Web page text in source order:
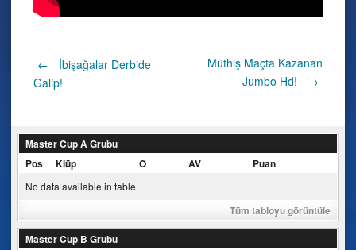
Post
←
İbişağalar Derbide
Galip!
Müthiş Maçta Kazanan
Jumbo Hd!
→
Master Cup A Grubu
Pos
Klüp O AV Puan
No data available in table
Tüm tabloyu görüntüle
Master Cup B Grubu